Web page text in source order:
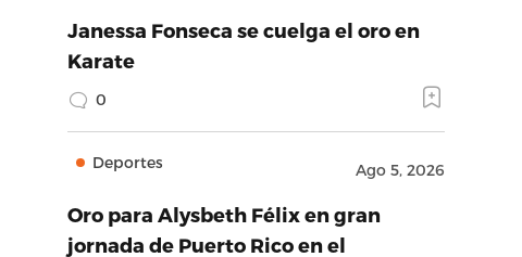
Janessa Fonseca se cuelga el oro en
Karate
0
Deportes Ago 5, 2026
Oro para Alysbeth Félix en gran
jornada de Puerto Rico en el